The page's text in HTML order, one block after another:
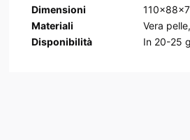
Dimensioni
Materiali
Vera
Disponibilità
In 20-25